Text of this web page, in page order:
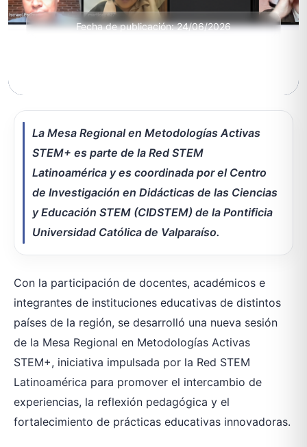
Fecha de publicación: 24/06/2026
La Mesa Regional en Metodologías Activas
STEM+ es parte de la Red STEM
Latinoamérica y es coordinada por el Centro
de Investigación en Didácticas de las Ciencias
y Educación STEM (CIDSTEM) de la Pontificia
Universidad Católica de Valparaíso.
Con la participación de docentes, académicos e
integrantes de instituciones educativas de distintos
países de la región, se desarrolló una nueva sesión
de la Mesa Regional en Metodologías Activas
STEM+, iniciativa impulsada por la Red STEM
Latinoamérica para promover el intercambio de
experiencias, la reflexión pedagógica y el
fortalecimiento de prácticas educativas innovadoras.